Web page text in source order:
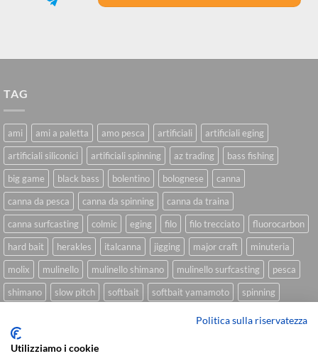
TAG
ami ami a paletta amo pesca artificiali
artificiali eging
artificiali siliconici
artificiali spinning az trading
bass fishing
big game
black bass bolentino bolognese
canna
canna da pesca
canna da spinning
canna da traina
canna surfcasting
colmic eging filo filo trecciato
fluorocarbon
hard bait
herakles italcanna jigging major craft
minuteria
molix
mulinello mulinello shimano mulinello surfcasting
pesca
shimano
slow pitch softbait softbait yamamoto
spinning
trecciato trolling tubertini
Politica sulla riservatezza
Utilizziamo i cookie